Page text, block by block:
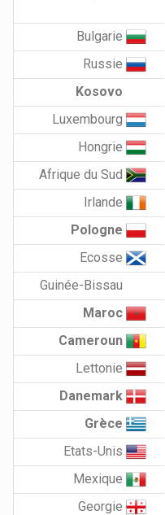
Bulgarie
Russie
Kosovo
Luxembourg
Hongrie
Afrique du Sud
Irlande
Pologne
Ecosse
Guinée-Bissau
Maroc
Cameroun
Lettonie
Danemark
Grèce
Etats-Unis
Mexique
Georgie